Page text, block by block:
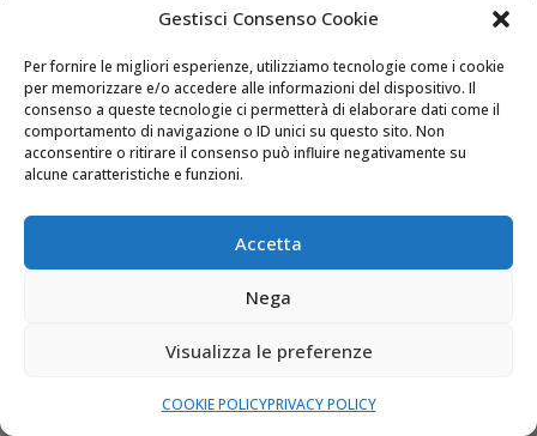
Gestisci Consenso Cookie
Per fornire le migliori esperienze, utilizziamo tecnologie come i cookie
per memorizzare e/o accedere alle informazioni del dispositivo. Il
consenso a queste tecnologie ci permetterà di elaborare dati come il
comportamento di navigazione o ID unici su questo sito. Non
acconsentire o ritirare il consenso può influire negativamente su
alcune caratteristiche e funzioni.
Accetta
Nega
Visualizza le preferenze
COOKIE POLICYPRIVACY POLICY
 SEMPRE APERTI
Il nostro servizio di assistenza è attivo 24 ore
su 24 tutti i giorni dell’anno.
 PREVENTIVI GRATUITI
nessun impegno.